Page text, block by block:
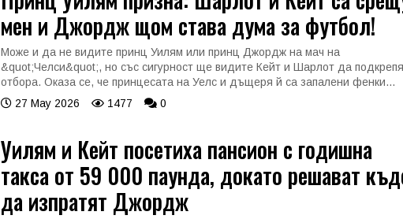
мен и Джордж щом става дума за футбол!
Може и да не видите принц Уилям или принц Джордж на мач на
&quot;Челси&quot;, но със сигурност ще видите Кейт и Шарлот да
отбора. Оказа се, че принцесата на Уелс и дъщеря й са запалени фенки...
27 May 2026
1477 0
Уилям и Кейт посетиха пансион с годишна
такса от 59 000 паунда, докато решават
да изпратят Джордж